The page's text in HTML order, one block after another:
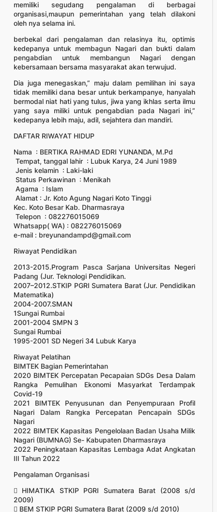
memiliki segudang pengalaman di berbagai
organisasi,maupun pemerintahan yang telah dilakoni
oleh nya selama ini.
berbekal dari pengalaman dan relasinya itu, optimis
kedepanya untuk membagun Nagari dan bukti dalam
pengabdian untuk membangun Nagari dengan
kebersamaan bersama masyarakat akan terwujud.
Dia juga menegaskan,” maju dalam pemilihan ini saya
tidak memiliki dana besar untuk berkampanye, hanyalah
bermodal niat hati yang tulus, jiwa yang ikhlas serta ilmu
yang saya miliki untuk pengabdian pada Nagari ini,”
kedepanya lebih maju, adil, sejahtera dan mandiri.
DAFTAR RIWAYAT HIDUP
Nama : BERTIKA RAHMAD EDRI YUNANDA, M.Pd
Tempat, tanggal lahir : Lubuk Karya, 24 Juni 1989
Jenis kelamin : Laki-laki
Status Perkawinan : Menikah
Agama : Islam
Alamat : Jr. Koto Agung Nagari Koto Tinggi
Kec. Koto Besar Kab. Dharmasraya
Telepon : 082276015069
Whatsapp( WA) : 082276015069
e-mail : breyunandampd@gmail.com
Riwayat Pendidikan
2013-2015.Program Pasca Sarjana Universitas Negeri
Padang (Jur. Teknologi Pendidikan.
2007–2012.STKIP PGRI Sumatera Barat (Jur. Pendidikan
Matematika)
2004-2007.SMAN
1Sungai Rumbai
2001-2004 SMPN 3
Sungai Rumbai
1995-2001 SD Negeri 34 Lubuk Karya
Riwayat Pelatihan
BIMTEK Bagian Pemerintahan
2020 BIMTEK Percepatan Pecapaian SDGs Desa Dalam
Rangka Pemulihan Ekonomi Masyarkat Terdampak
Covid-19
2021 BIMTEK Penyusunan dan Penyempuraan Profil
Nagari Dalam Rangka Percepatan Pencapain SDGs
Nagari
2022 BIMTEK Kapasitas Pengelolaan Badan Usaha Milik
Nagari (BUMNAG) Se- Kabupaten Dharmasraya
2022 Peningkataan Kapasitas Lembaga Adat Angkatan
III Tahun 2022
Pengalaman Organisasi
 HIMATIKA STKIP PGRI Sumatera Barat (2008 s/d
2009)
 BEM STKIP PGRI Sumatera Barat (2009 s/d 2010)